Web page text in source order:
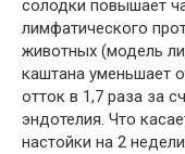
солодки повышает
лимфатического
животных (модель
каштана уменьшает
отток в 1,7 раза за
эндотелия. Что
настойки на 2